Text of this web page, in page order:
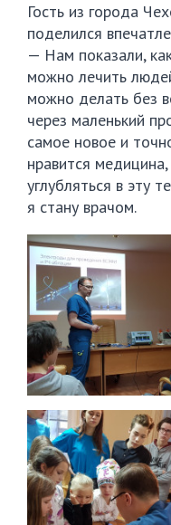
Гость из города
поделился
— Нам показали,
можно лечить
можно делать без
через маленький
самое новое и
нравится
углубляться в эту
я стану врачом.